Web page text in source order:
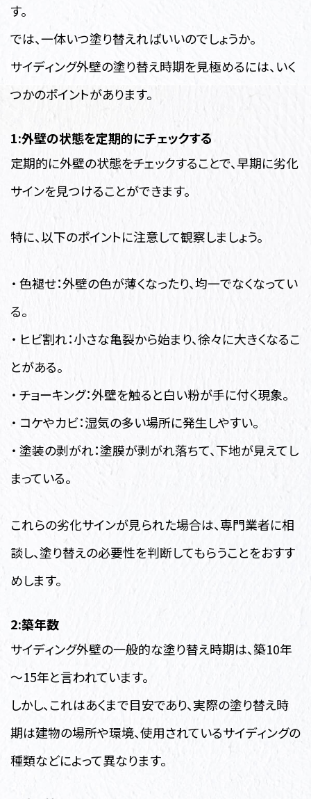
す。
では、一体いつ塗り替えればいいのでしょうか。
サイディング外壁の塗り替え時期を見極めるには、いく
つかのポイントがあります。
1:外壁の状態を定期的にチェックする
定期的に外壁の状態をチェックすることで、早期に劣化
サインを見つけることができます。
特に、以下のポイントに注意して観察しましょう。
・ 色褪せ：外壁の色が薄くなったり、均一でなくなってい
る。
・ ヒビ割れ：小さな亀裂から始まり、徐々に大きくなるこ
とがある。
・ チョーキング：外壁を触ると白い粉が手に付く現象。
・ コケやカビ：湿気の多い場所に発生しやすい。
・ 塗装の剥がれ：塗膜が剥がれ落ちて、下地が見えてし
まっている。
これらの劣化サインが見られた場合は、専門業者に相
談し、塗り替えの必要性を判断してもらうことをおすす
めします。
2:築年数
サイディング外壁の一般的な塗り替え時期は、築10年
～15年と言われています。
しかし、これはあくまで目安であり、実際の塗り替え時
期は建物の場所や環境、使用されているサイディングの
種類などによって異なります。